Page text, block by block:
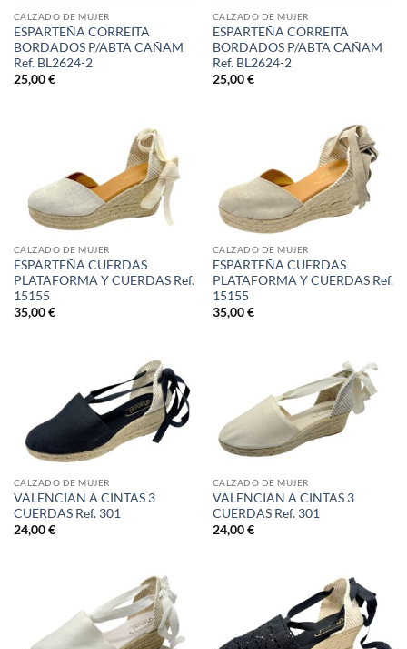
CALZADO DE MUJER
ESPARTEÑA CORREITA
BORDADOS P/ABTA CAÑAM
Ref. BL2624-2
25,00€
CALZADO DE MUJER
ESPARTEÑA CORREITA
BORDADOS P/ABTA CAÑAM
Ref. BL2624-2
25,00€
CALZADO DE MUJER
ESPARTEÑA CUERDAS
PLATAFORMA Y CUERDAS Ref.
15155
35,00€
CALZADO DE MUJER
ESPARTEÑA CUERDAS
PLATAFORMA Y CUERDAS Ref.
15155
35,00€
CALZADO DE MUJER
VALENCIAN A CINTAS 3
CUERDAS Ref. 301
24,00€
CALZADO DE MUJER
VALENCIAN A CINTAS 3
CUERDAS Ref. 301
24,00€